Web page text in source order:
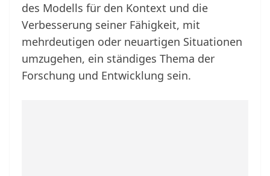
des Modells für den Kontext und die
Verbesserung seiner Fähigkeit, mit
mehrdeutigen oder neuartigen Situationen
umzugehen, ein ständiges Thema der
Forschung und Entwicklung sein.